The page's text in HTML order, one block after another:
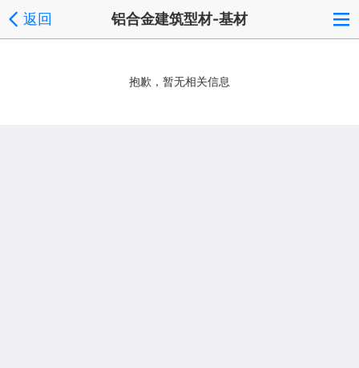
返回 铝合金建筑型材-基材
抱歉，暂无相关信息